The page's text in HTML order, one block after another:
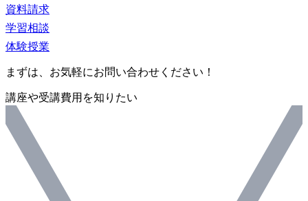
資料請求
学習相談
体験授業
まずは、お気軽にお問い合わせください！
講座や受講費用を知りたい